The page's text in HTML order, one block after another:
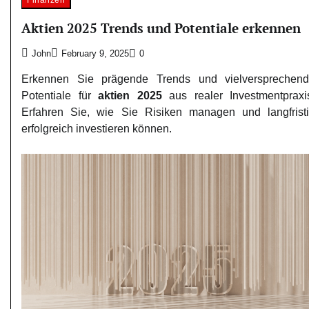
Aktien 2025 Trends und Potentiale erkennen
John February 9, 2025 0
Erkennen Sie prägende Trends und
Potentiale füraktien 2025aus realer
Erfahren Sie, wie Sie Risiken managen und
erfolgreich investieren können.